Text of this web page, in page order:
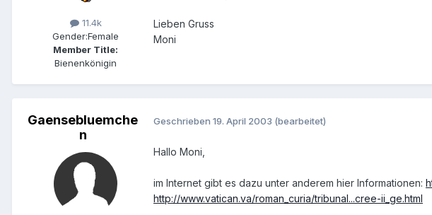
11.4k
Gender:Female
Member Title:
Bienenkönigin
Lieben Gruss
Moni
Gaensebluemche
n
Geschrieben 19. April 2003 (bearbeitet)
Hallo Moni,
im Internet gibt es dazu unter anderem hier Informationen:
http://www.vatican.va/roman_curia/tribunal...cree-ii_ge.html